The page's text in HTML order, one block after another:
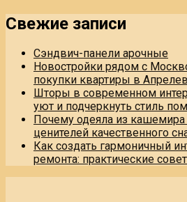
Свежие записи
Сэндвич-панели арочные
Новостройки рядом с
покупки квартиры в
Шторы в современном
уют и подчеркнуть стиль
Почему одеяла из
ценителей качественного
Как создать гармоничный
ремонта: практические